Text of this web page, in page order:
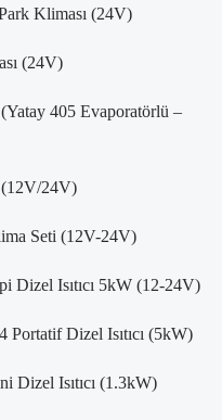
Kliması (24V)
(24V)
405 Evaporatörlü –
24V)
Seti (12V-24V)
Dizel Isıtıcı 5kW (12-24V)
Portatif Dizel Isıtıcı (5kW)
Dizel Isıtıcı (1.3kW)